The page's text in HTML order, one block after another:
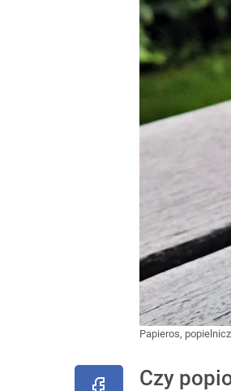
Papieros,
Czy